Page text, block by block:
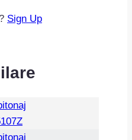
Sign Up